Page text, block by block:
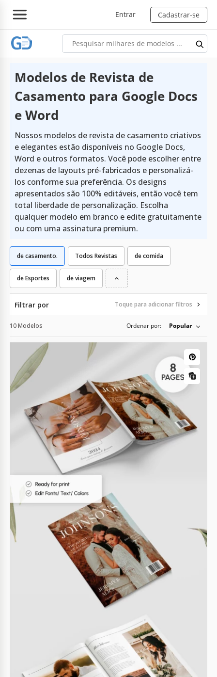
Entrar Cadastrar-se
Modelos de Revista de
Casamento para Google Docs
e Word
Nossos modelos de revista de casamento criativos
e elegantes estão disponíveis no Google Docs,
Word e outros formatos. Você pode escolher entre
dezenas de layouts pré-fabricados e personalizá-
los conforme sua preferência. Os designs
apresentados são 100% editáveis, então você tem
total liberdade de personalização. Escolha
qualquer modelo em branco e edite gratuitamente
ou com uma assinatura premium.
Todos Revistas de comida
de Esportes de viagem
de casamento.
Filtrar por Toque para adicionar filtros
10 Modelos Ordenar por: Popular